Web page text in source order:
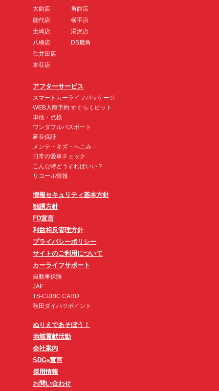
大館店
能代店
土崎店
八橋店
仁井田店
本荘店
角館店
横手店
湯沢店
DS鹿角
アフターサービス
スマートカーライフパッケージ
WEB入庫予約 すぐらくピット
車検・点検
ワンダフルパスポート
延長保証
メンテ・キズ・へこみ
日常の愛車チェック
こんな時どうすればいい？
リコール情報
情報セキュリティ基本方針
勧誘方針
FD宣言
利益相反管理方針
プライバシーポリシー
サイトのご利用について
カーライフサポート
自動車保険
JAF
TS-CUBIC CARD
秋田ダイハツポイント
ぬりえであそぼう！
地域貢献活動
会社案内
SDGs宣言
採用情報
お問い合わせ